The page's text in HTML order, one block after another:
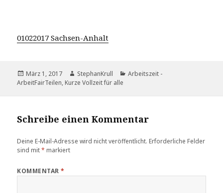
01022017 Sachsen-Anhalt
Veröffentlicht
am
März 1, 2017 Autor
StephanKrull Kategorien
Arbeitszeit -
ArbeitFairTeilen, Kurze Vollzeit für alle
Schreibe einen Kommentar
Deine E-Mail-Adresse wird nicht veröffentlicht. Erforderliche Felder
sind mit* markiert
KOMMENTAR*